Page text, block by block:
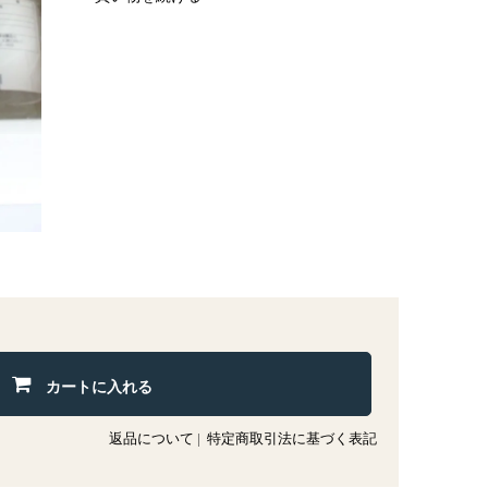
カートに入れる
返品について | 特定商取引法に基づく表記